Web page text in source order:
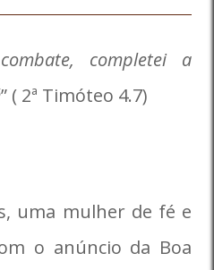
completei a
” ( 2ª Timóteo 4.7)
uma mulher de fé e
o anúncio da Boa